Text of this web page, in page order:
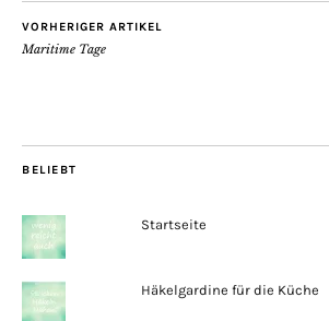
VORHERIGER ARTIKEL
Maritime Tage
BELIEBT
Startseite
Häkelgardine für die Küche